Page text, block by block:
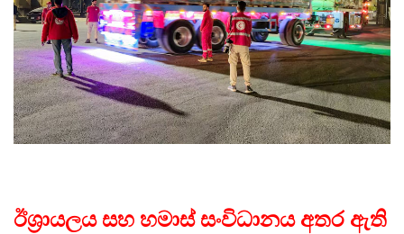
ඊශ්‍රායලය සහ හමාස් සංවිධානය අතර ඇති